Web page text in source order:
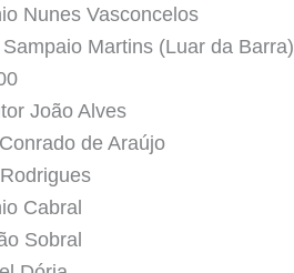
Nunes Vasconcelos
Martins (Luar da Barra)
João Alves
de Araújo
Cabral
Sobral